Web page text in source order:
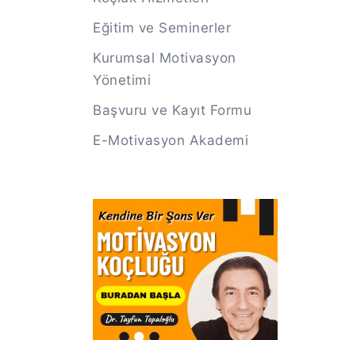
Eğitim ve Seminerler
Kurumsal Motivasyon
Yönetimi
Başvuru ve Kayıt Formu
E-Motivasyon Akademi